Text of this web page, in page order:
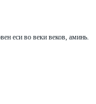
еси во веки веков, аминь.